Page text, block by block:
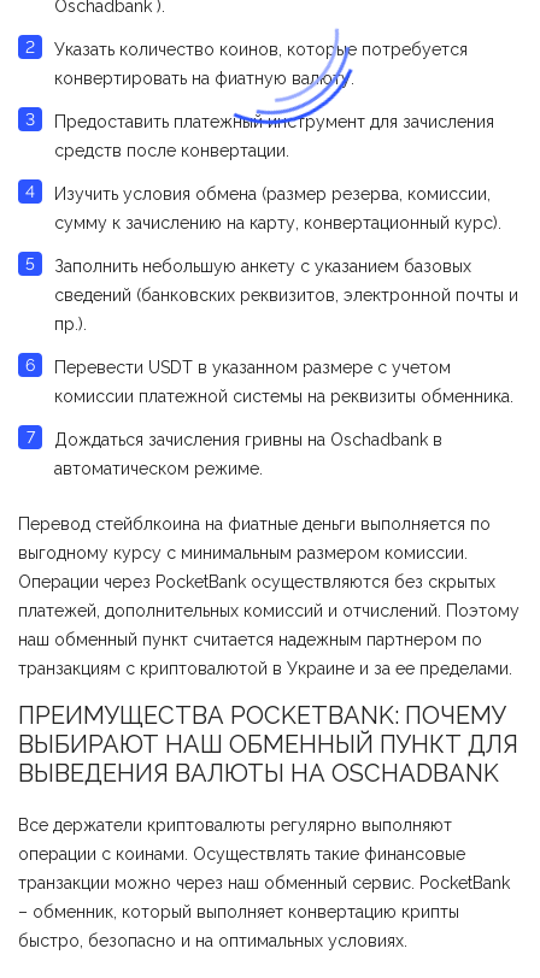
Оschadbank ).
Указать количество коинов, которые потребуется
конвертировать на фиатную валюту.
Предоставить платежный инструмент для зачисления
средств после конвертации.
Изучить условия обмена (размер резерва, комиссии,
сумму к зачислению на карту, конвертационный курс).
Заполнить небольшую анкету с указанием базовых
сведений (банковских реквизитов, электронной почты и
пр.).
Перевести USDT в указанном размере с учетом
комиссии платежной системы на реквизиты обменника.
Дождаться зачисления гривны на Оschadbank в
автоматическом режиме.
Перевод стейблкоина на фиатные деньги выполняется по
выгодному курсу с минимальным размером комиссии.
Операции через PocketBank осуществляются без скрытых
платежей, дополнительных комиссий и отчислений. Поэтому
наш обменный пункт считается надежным партнером по
транзакциям с криптовалютой в Украине и за ее пределами.
ПРЕИМУЩЕСТВА POCKETBANK: ПОЧЕМУ
ВЫБИРАЮТ НАШ ОБМЕННЫЙ ПУНКТ ДЛЯ
ВЫВЕДЕНИЯ ВАЛЮТЫ НА ОSCHADBANK
Все держатели криптовалюты регулярно выполняют
операции с коинами. Осуществлять такие финансовые
транзакции можно через наш обменный сервис. PocketBank
– обменник, который выполняет конвертацию крипты
быстро, безопасно и на оптимальных условиях.